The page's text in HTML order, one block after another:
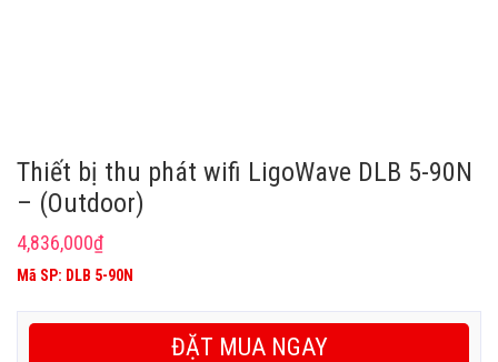
Thiết bị thu phát wifi LigoWave DLB 5-90N
– (Outdoor)
4,836,000₫
Mã SP: DLB 5-90N
ĐẶT MUA NGAY